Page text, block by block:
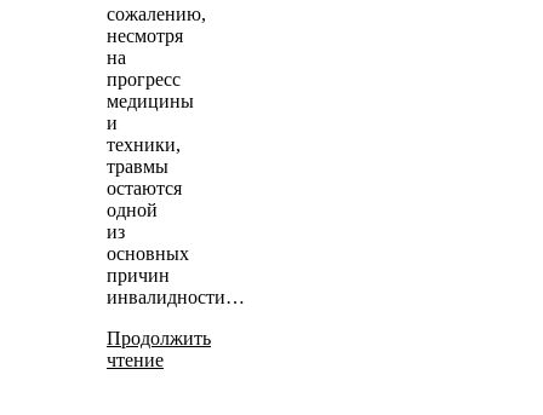
сожалению,
несмотря
на
прогресс
медицины
и
техники,
травмы
остаются
одной
из
основных
причин
инвалидности…
Продолжить
чтение